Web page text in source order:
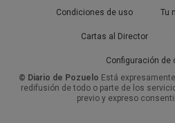
Condiciones de uso Tu
Cartas al Director
Configuración de
© Diario de Pozuelo Está
redifusión de todo o parte de los
previo y expreso